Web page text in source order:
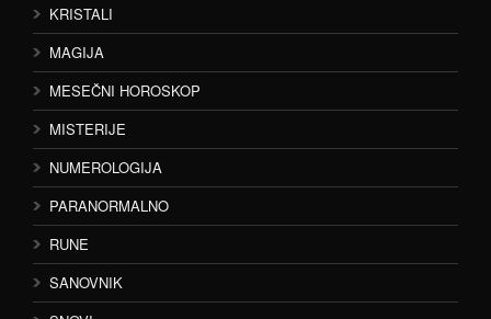
KRISTALI
MAGIJA
MESEČNI HOROSKOP
MISTERIJE
NUMEROLOGIJA
PARANORMALNO
RUNE
SANOVNIK